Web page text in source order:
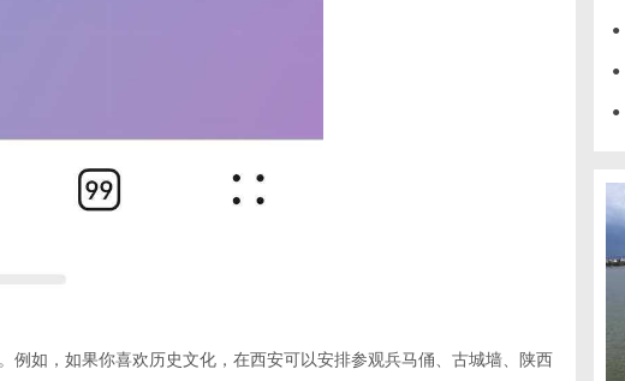
例如，如果你喜欢历史文化，在西安可以安排参观兵马俑、古城墙、陕西
●
●
●